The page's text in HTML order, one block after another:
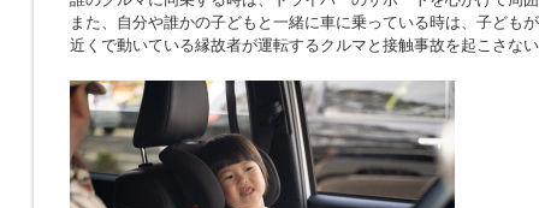
また、自分や誰かの子どもと一緒に車に乗っている時は、子ども
近くで動いている縁故者が運転するクルマと接触事故を起こさな